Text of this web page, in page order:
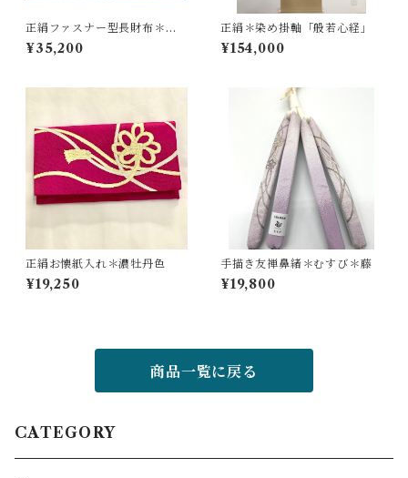
正絹ファスナー型長財布＊華
更紗／藤色＊
¥35,200
正絹＊染め掛軸「般若心経」
¥154,000
正絹お懐紙入れ＊濃牡丹色
¥19,250
手描き友禅鼻緒＊むすび＊藤
¥19,800
商品一覧に戻る
CATEGORY